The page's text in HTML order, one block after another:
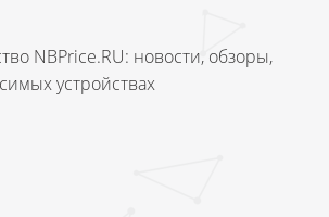
NBPrice.RU: новости, обзоры,
устройствах